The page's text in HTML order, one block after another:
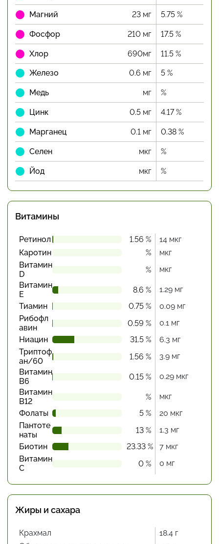
Магний 23 мг 5.75 %
Фосфор 210 мг 17.5 %
Хлор 690мг 11.5 %
Железо 0.6 мг 5 %
Медь мг %
Цинк 0.5 мг 4.17 %
Марганец 0.1 мг 0.38 %
Селен мкг %
Йод мкг %
Витамины
Ретинол 1.56 %
14 мкг
Каротин
%
мкг
Витамин
D
%
мкг
Витамин
Е
8.6 %
1.29 мг
Тиамин
0.75 %
0.09 мг
Рибофл
авин
0.59 %
0.1 мг
Ниацин
31.5 %
6.3 мг
Триптоф
ан/60
1.56 %
3.9 мг
Витамин
В6
0.15 %
0.29 мкг
Витамин
В12
%
мкг
Фолаты
5 %
20 мкг
Пантоте
наты
13 %
1.3 мг
Биотин
23.33 %
7 мкг
Витамин
С
0 % 0 мг
Жиры и сахара
Крахмал
18.4 г